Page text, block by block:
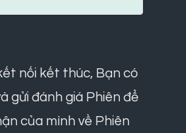
nối kết thúc, Bạn có
gửi đánh giá Phiên để
của mình về Phiên